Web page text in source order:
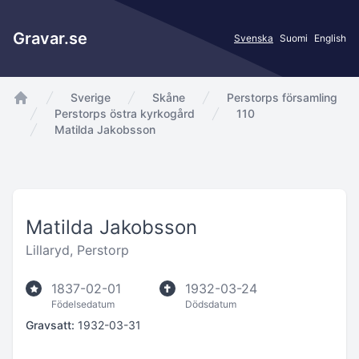
Gravar.se Svenska Suomi English
app.Start
Sverige Skåne
Perstorps församling
Perstorps östra kyrkogård
110
Matilda Jakobsson
Matilda Jakobsson
Lillaryd, Perstorp
1837-02-01
Födelsedatum
1932-03-24
Dödsdatum
Gravsatt: 1932-03-31